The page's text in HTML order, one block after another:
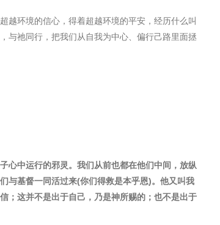
越环境的信心，得着超越环境的平安，经历什么叫
与祂同行，把我们从自我为中心、偏行己路里面拯
心中运行的邪灵。我们从前也都在他们中间，放纵
与基督一同活过来(你们得救是本乎恩)。他又叫我
；这并不是出于自己，乃是神所赐的；也不是出于